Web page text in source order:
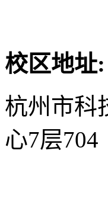
校区地址:
杭州市科
心7层704